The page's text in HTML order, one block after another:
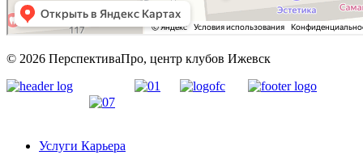
© 2026 ПерспективаПро, центр клубов Ижевск
Услуги Карьера